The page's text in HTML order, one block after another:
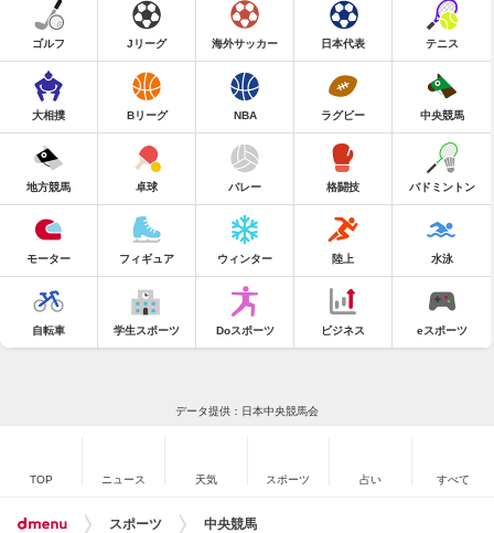
ゴルフ Jリーグ 海外サッカー 日本代表 テニス
大相撲 Bリーグ NBA ラグビー 中央競馬
地方競馬 卓球 バレー 格闘技 バドミントン
モーター フィギュア ウィンター 陸上 水泳
自転車 学生スポーツ Doスポーツ ビジネス eスポーツ
データ提供：日本中央競馬会
TOP ニュース 天気 スポーツ 占い すべて
スポーツ 中央競馬